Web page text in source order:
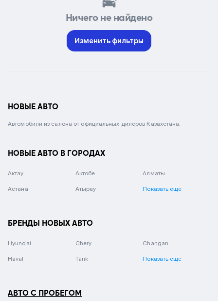
Ничего не найдено
Изменить фильтры
НОВЫЕ АВТО
Автомобили из салона от официальных дилеров Казахстана.
НОВЫЕ АВТО В ГОРОДАХ
Актау Актобе Алматы
Астана Атырау Показать еще
БРЕНДЫ НОВЫХ АВТО
Hyundai Chery Changan
Haval Tank Показать еще
АВТО С ПРОБЕГОМ